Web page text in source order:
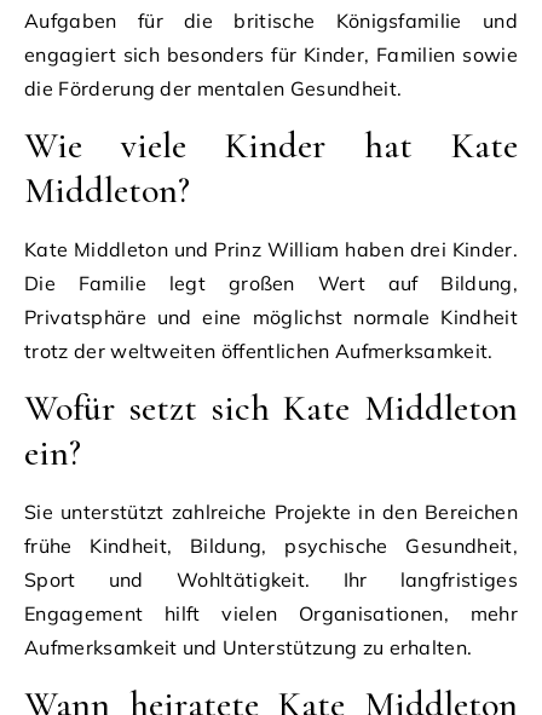
Aufgaben für die britische Königsfamilie und
engagiert sich besonders für Kinder, Familien sowie
die Förderung der mentalen Gesundheit.
Wie viele Kinder hat Kate
Middleton?
Kate Middleton und Prinz William haben drei Kinder.
Die Familie legt großen Wert auf Bildung,
Privatsphäre und eine möglichst normale Kindheit
trotz der weltweiten öffentlichen Aufmerksamkeit.
Wofür setzt sich Kate Middleton
ein?
Sie unterstützt zahlreiche Projekte in den Bereichen
frühe Kindheit, Bildung, psychische Gesundheit,
Sport und Wohltätigkeit. Ihr langfristiges
Engagement hilft vielen Organisationen, mehr
Aufmerksamkeit und Unterstützung zu erhalten.
Wann heiratete Kate Middleton